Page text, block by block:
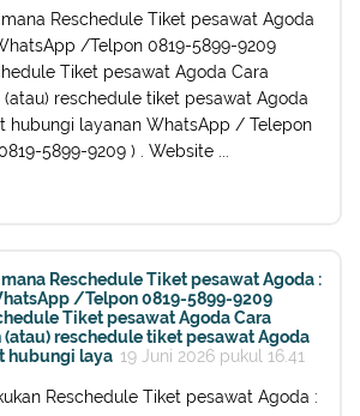
Reschedule Tiket pesawat Agoda
/Telpon 0819-5899-9209
Tiket pesawat Agoda Cara
reschedule tiket pesawat Agoda
hubungi layanan WhatsApp / Telepon
5899-9209 ) . Website ...
Reschedule Tiket pesawat Agoda :
/Telpon 0819-5899-9209
Tiket pesawat Agoda Cara
reschedule tiket pesawat Agoda
hubungi laya 19 Juni 2026 pukul 16.41
Reschedule Tiket pesawat Agoda :